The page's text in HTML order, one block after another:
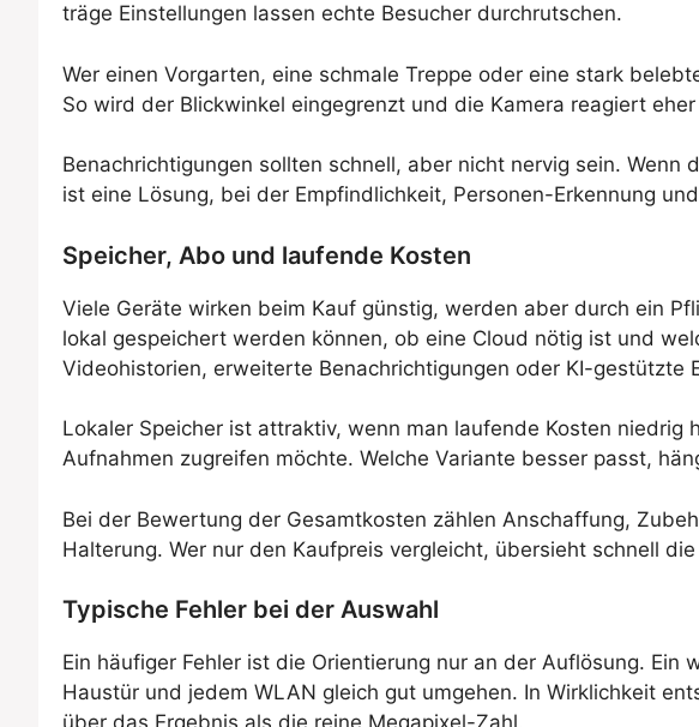
träge Einstellungen lassen echte Besucher durchrutschen.
Wer einen Vorgarten, eine schmale Treppe oder eine stark
So wird der Blickwinkel eingegrenzt und die Kamera reagiert
Benachrichtigungen sollten schnell, aber nicht nervig sein.
ist eine Lösung, bei der Empfindlichkeit, Personen-Erkennung
Speicher, Abo und laufende Kosten
Viele Geräte wirken beim Kauf günstig, werden aber durch ein
lokal gespeichert werden können, ob eine Cloud nötig ist und
Videohistorien, erweiterte Benachrichtigungen oder KI-gestützte
Lokaler Speicher ist attraktiv, wenn man laufende Kosten
Aufnahmen zugreifen möchte. Welche Variante besser passt,
Bei der Bewertung der Gesamtkosten zählen Anschaffung,
Halterung. Wer nur den Kaufpreis vergleicht, übersieht schnell
Typische Fehler bei der Auswahl
Ein häufiger Fehler ist die Orientierung nur an der Auflösung.
Haustür und jedem WLAN gleich gut umgehen. In Wirklichkeit